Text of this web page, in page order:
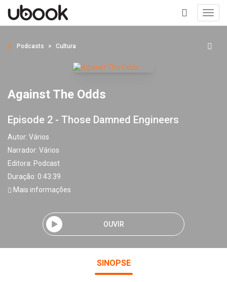
+
Podcasts Cultura
Against The Odds
Episode 2 - Those Damned Engineers
Autor: Vários
Narrador: Vários
Editora: Podcast
Duração: 0:43:39
Mais informações
OUVIR
SINOPSE